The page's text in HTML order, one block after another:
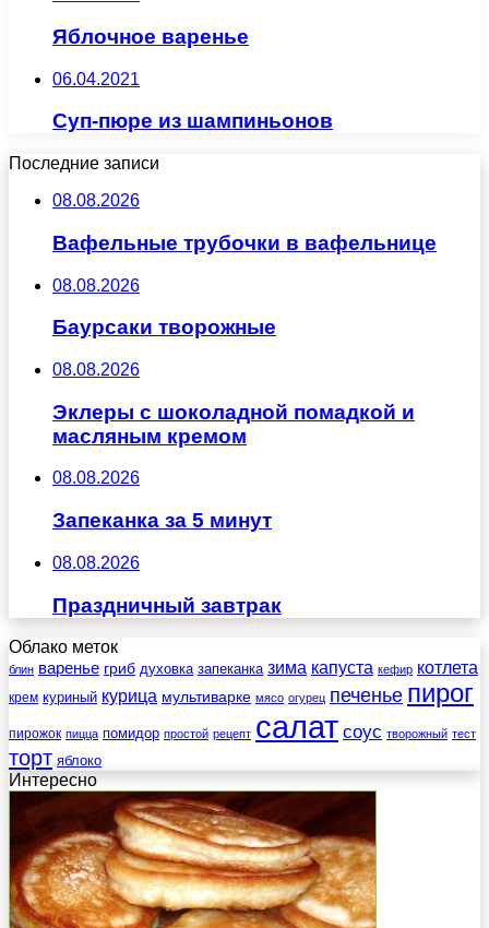
Яблочное варенье
06.04.2021
Суп-пюре из шампиньонов
Последние записи
08.08.2026
Вафельные трубочки в вафельнице
08.08.2026
Баурсаки творожные
08.08.2026
Эклеры с шоколадной помадкой и
масляным кремом
08.08.2026
Запеканка за 5 минут
08.08.2026
Праздничный завтрак
Облако меток
блин варенье гриб духовка запеканка зима капуста кефир котлета
крем куриный курица мультиварке мясо огурец печенье пирог
пирожок пицца помидор простой рецепт салат соус творожный тест
торт яблоко
Интересно